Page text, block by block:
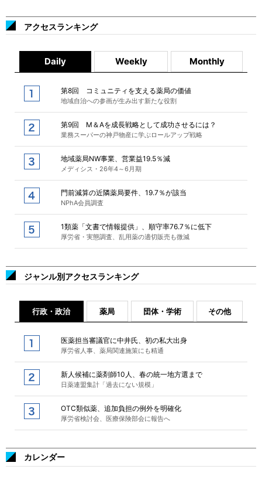
アクセスランキング
Daily Weekly Monthly
第8回 コミュニティを支える薬局の価値
地域自治への参画が生み出す新たな役割
第9回 M＆Aを成長戦略として成功させるには？
業務スーパーの神戸物産に学ぶロールアップ戦略
地域薬局NW事業、営業益19.5％減
メディシス・26年4～6月期
門前減算の近隣薬局要件、19.7％が該当
NPhA会員調査
1類薬「文書で情報提供」、順守率76.7％に低下
厚労省・実態調査、乱用薬の適切販売も微減
ジャンル別アクセスランキング
行政・政治 薬局 団体・学術 その他
医薬担当審議官に中井氏、初の私大出身
厚労省人事、薬局関連施策にも精通
新人候補に薬剤師10人、春の統一地方選まで
日薬連盟集計「過去にない規模」
OTC類似薬、追加負担の例外を明確化
厚労省検討会、医療保険部会に報告へ
カレンダー